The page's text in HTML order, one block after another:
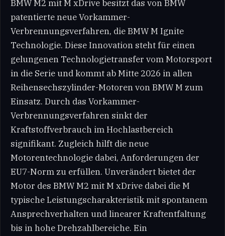
BMW M2 mit M xDrive besitzt das von BMW
patentierte neue Vorkammer-
Verbrennungsverfahren, die BMW M Ignite
Technologie. Diese Innovation steht für einen
gelungenen Technologietransfer vom Motorsport
in die Serie und kommt ab Mitte 2026 in allen
Reihensechszylinder-Motoren von BMW M zum
Einsatz. Durch das Vorkammer-
Verbrennungsverfahren sinkt der
Kraftstoffverbrauch im Hochlastbereich
signifikant. Zugleich hilft die neue
Motorentechnologie dabei, Anforderungen der
EU7-Norm zu erfüllen. Unverändert bietet der
Motor des BMW M2 mit M xDrive dabei die M
typische Leistungscharakteristik mit spontanem
Ansprechverhalten und linearer Kraftentfaltung
bis in hohe Drehzahlbereiche. Ein